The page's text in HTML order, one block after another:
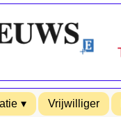
Vrijwilliger